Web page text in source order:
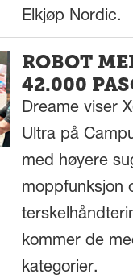
Elkjøp Nordic.
ROBOT
42.000
Dreame viser
Ultra på
med høyere
moppfunksjon
kommer de
kategorier.